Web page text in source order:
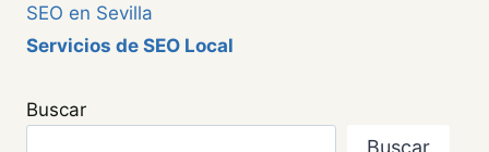
SEO en Sevilla
Servicios de SEO Local
Buscar
Buscar